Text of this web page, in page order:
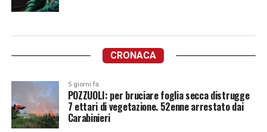
CRONACA
5 giorni fa
POZZUOLI: per bruciare foglia secca distrugge
7 ettari di vegetazione. 52enne arrestato dai
Carabinieri